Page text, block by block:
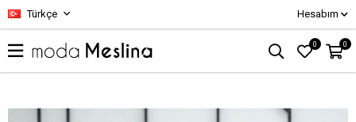
Türkçe Hesabım
0 0